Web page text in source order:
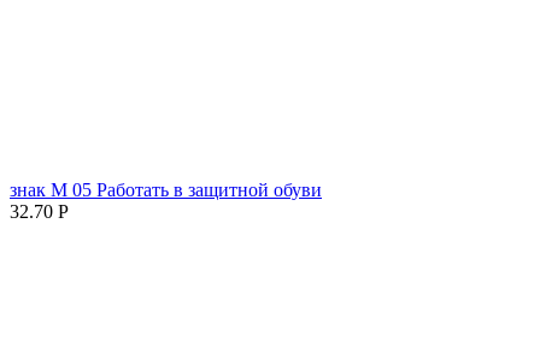
знак М 05 Работать в защитной обуви
32.70 Р